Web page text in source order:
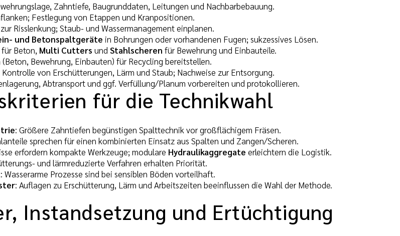
Zahntiefe, Baugrunddaten, Leitungen und Nachbarbebauung.
Festlegung von Etappen und Kranpositionen.
Risslenkung; Staub- und Wassermanagement einplanen.
und Betonspaltgeräte in Bohrungen oder vorhandenen Fugen; sukzessives Lösen.
für Beton, Multi Cutters und Stahlscheren für Bewehrung und Einbauteile.
Bewehrung, Einbauten) für Recycling bereitstellen.
von Erschütterungen, Lärm und Staub; Nachweise zur Entsorgung.
Abtransport und ggf. Verfüllung/Planum vorbereiten und protokollieren.
für die Technikwahl
: Größere Zahntiefen begünstigen Spalttechnik vor großflächigem Fräsen.
sprechen für einen kombinierten Einsatz aus Spalten und Zangen/Scheren.
erfordern kompakte Werkzeuge; modulare Hydraulikaggregate erleichtern die Logistik.
und lärmreduzierte Verfahren erhalten Priorität.
: Wasserarme Prozesse sind bei sensiblen Böden vorteilhaft.
: Auflagen zu Erschütterung, Lärm und Arbeitszeiten beeinflussen die Wahl der Methode.
Instandsetzung und Ertüchtigung